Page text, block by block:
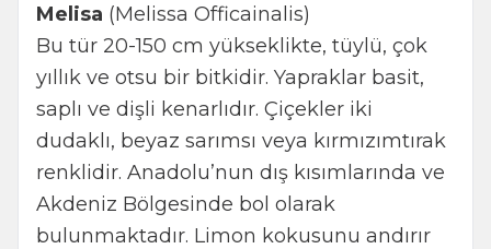
Melisa (Melissa Officainalis)
Bu tür 20-150 cm yükseklikte, tüylü, çok
yıllık ve otsu bir bitkidir. Yapraklar basit,
saplı ve dişli kenarlıdır. Çiçekler iki
dudaklı, beyaz sarımsı veya kırmızımtırak
renklidir. Anadolu’nun dış kısımlarında ve
Akdeniz Bölgesinde bol olarak
bulunmaktadır. Limon kokusunu andırır